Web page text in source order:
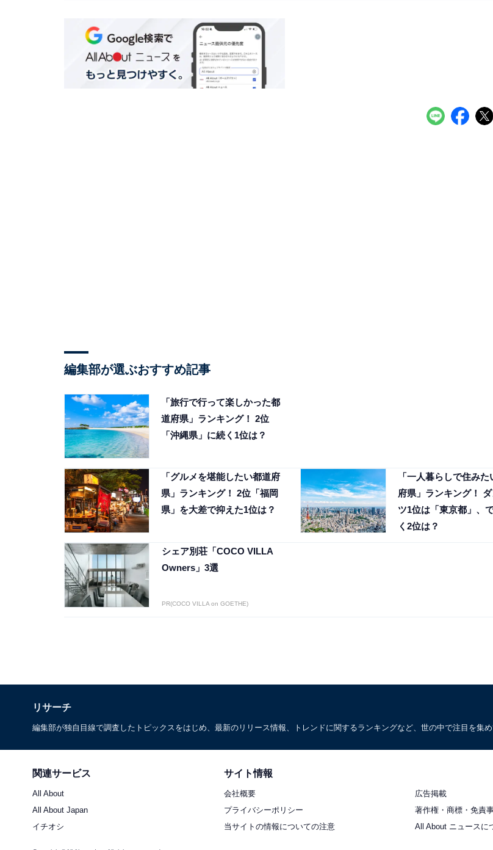
編集部が選ぶおすすめ記事
「旅行で行って楽しかった都
道府県」ランキング！ 2位
「沖縄県」に続く1位は？
「グルメを堪能したい都道府
県」ランキング！ 2位「福岡
県」を大差で抑えた1位は？
「一人暮らしで住みた
府県」ランキング！ ダ
ツ1位は「東京都」、
く2位は？
シェア別荘「COCO VILLA
Owners」3選
PR(COCO VILLA on GOETHE)
リサーチ
編集部が独自目線で調査したトピックスをはじめ、最新のリリース情報、トレンドに関するランキングなど、世の中で注目を集め
関連サービス
All About
All About Japan
イチオシ
サイト情報
会社概要
広告掲載
プライバシーポリシー
著作権・商標・免責
当サイトの情報についての注意
All About ニュースに